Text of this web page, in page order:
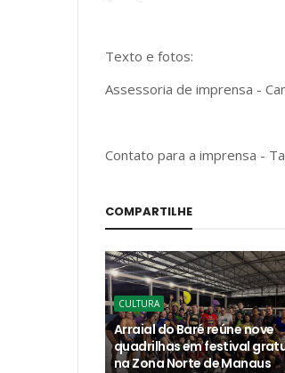
Texto e fotos:
Assessoria de imprensa -
Contato para a imprensa -
COMPARTILHE
CULTURA
Arraial do Baré reúne nove
quadrilhas em festival
na Zona Norte de Manaus